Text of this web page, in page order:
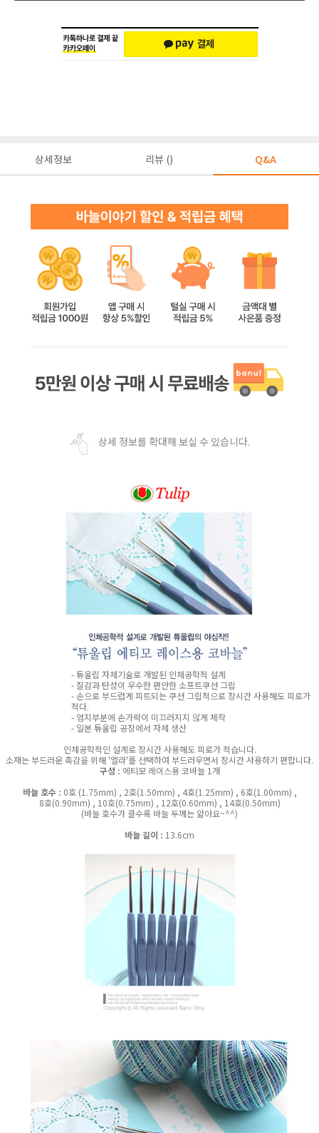
상세정보 리뷰 () Q&A
상세 정보를 확대해 보실 수 있습니다.
- 튜울립 자체기술로 개발된 인체공학적 설계
- 질감과 탄성이 우수한 편안한 소프트쿠션 그립
- 손으로 부드럽게 피트되는 쿠션 그립적으로 장시간 사용해도 피로가
적다.
- 엄지부분에 손가락이 미끄러지지 않게 제작
- 일본 튜울립 공장에서 자체 생산
인체공학적인 설계로 장시간 사용해도 피로가 적습니다.
소재는 부드러운 촉감을 위해 '엘라'를 선택하여 부드러우면서 장시간 사용하기 편합니다.
구성 : 에티모 레이스용 코바늘 1개
바늘 호수 : 0호 (1.75mm) , 2호(1.50mm) , 4호(1.25mm) , 6호(1.00mm) ,
8호(0.90mm) , 10호(0.75mm) , 12호(0.60mm) , 14호(0.50mm)
(바늘 호수가 클수록 바늘 두께는 얇아요~^^)
바늘 길이 : 13.6cm